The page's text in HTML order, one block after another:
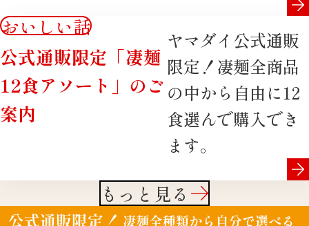
おいしい話
公式通販限定「凄麺
12食アソート」のご
案内
ヤマダイ公式通販
限定！凄麺全商品
の中から自由に12
食選んで購入でき
ます。
もっと見る